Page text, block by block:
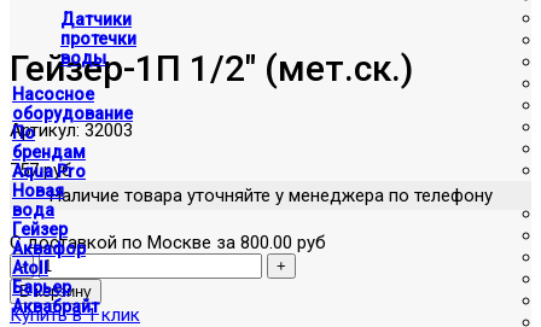
Датчики
протечки
воды
Насосное
оборудование
По
брендам
Aqua Pro
Новая
вода
Гейзер
Аквафор
Atoll
Барьер
Аквабрайт
Гейзер-1П 1/2" (мет.ск.)
Артикул: 32003
757 руб
Наличие товара уточняйте у менеджера по телефону
С доставкой по Москве за 800.00 руб
Купить в 1 клик